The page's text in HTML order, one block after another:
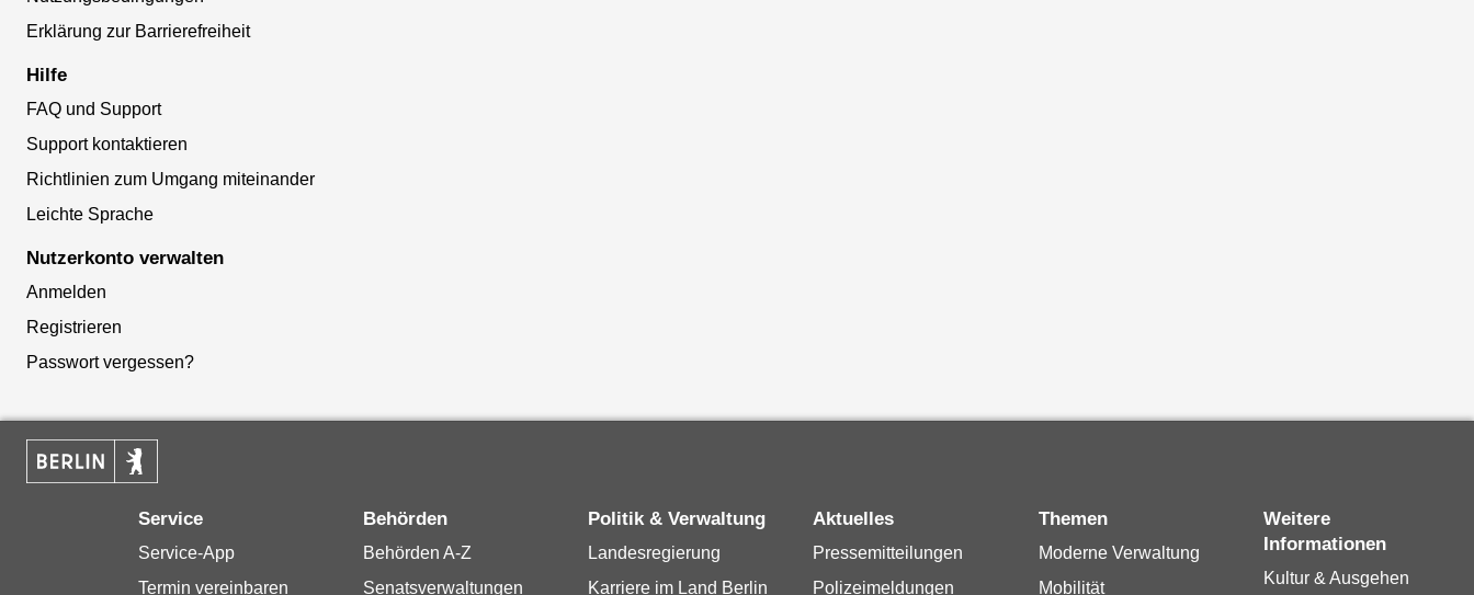
Erklärung zur Barrierefreiheit
Hilfe
FAQ und Support
Support kontaktieren
Richtlinien zum Umgang miteinander
Leichte Sprache
Nutzerkonto verwalten
Anmelden
Registrieren
Passwort vergessen?
Service
Service-App
Termin vereinbaren
Behörden
Behörden A-Z
Senatsverwaltungen
Politik & Verwaltung
Landesregierung
Karriere im Land Berlin
Aktuelles
Pressemitteilungen
Polizeimeldungen
Themen
Moderne Verwaltung
Mobilität
Weitere
Informationen
Kultur & Ausgehen